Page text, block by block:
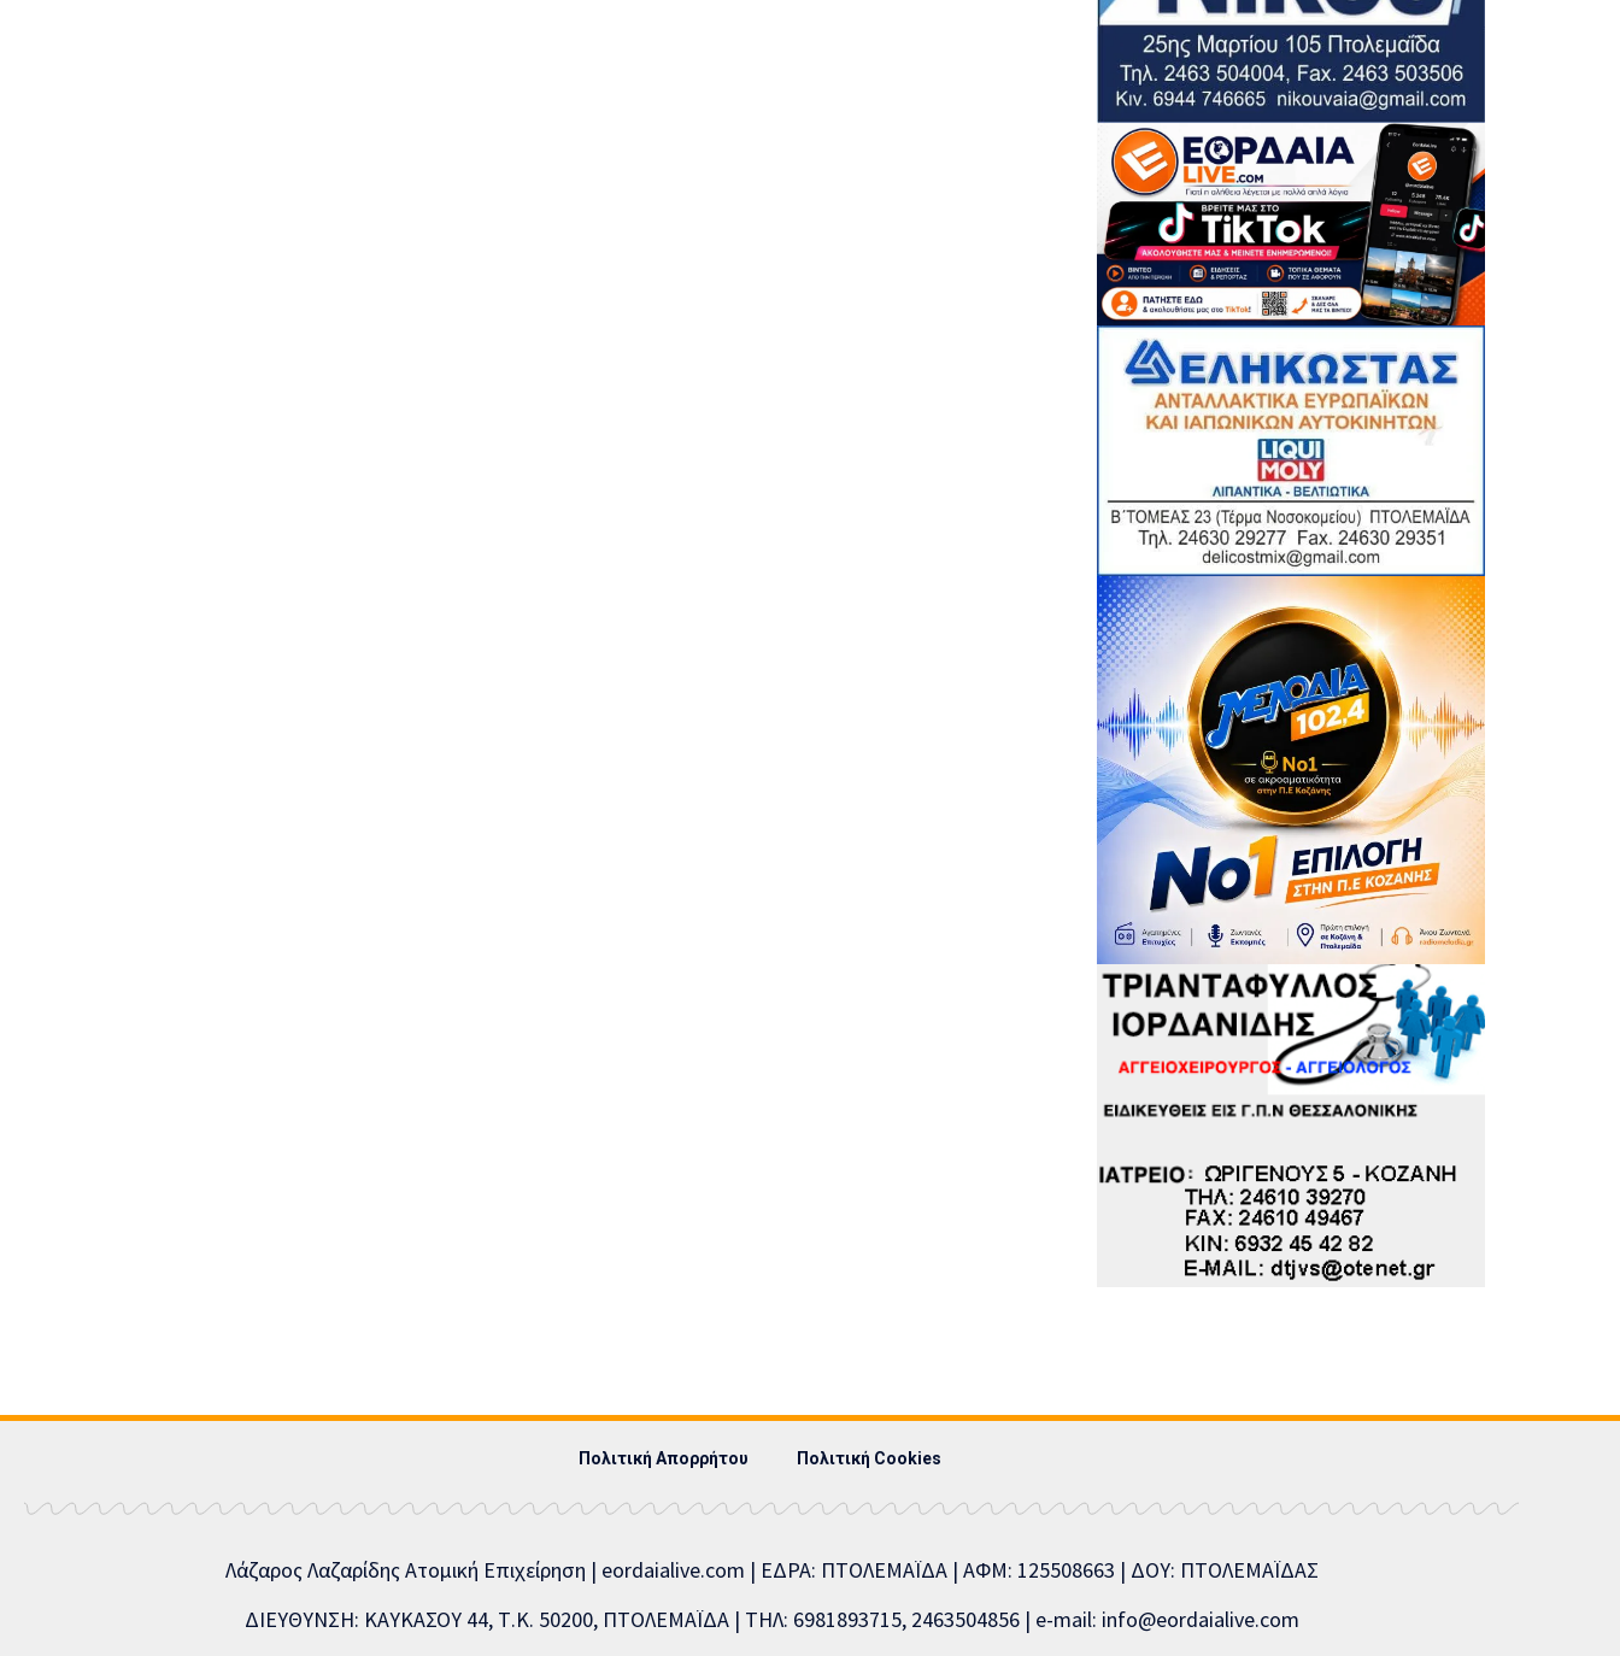
Πολιτική Απορρήτου Πολιτική Cookies
Λάζαρος Λαζαρίδης Ατομική Επιχείρηση | eordaialive.com | ΕΔΡΑ: ΠΤΟΛΕΜΑΪΔΑ | ΑΦΜ: 125508663 | ΔΟΥ: ΠΤΟΛΕΜΑΪΔΑΣ
ΔΙΕΥΘΥΝΣΗ: ΚΑΥΚΑΣΟΥ 44, Τ.Κ. 50200, ΠΤΟΛΕΜΑΪΔΑ | ΤΗΛ: 6981893715, 2463504856 | e-mail: info@eordaialive.com